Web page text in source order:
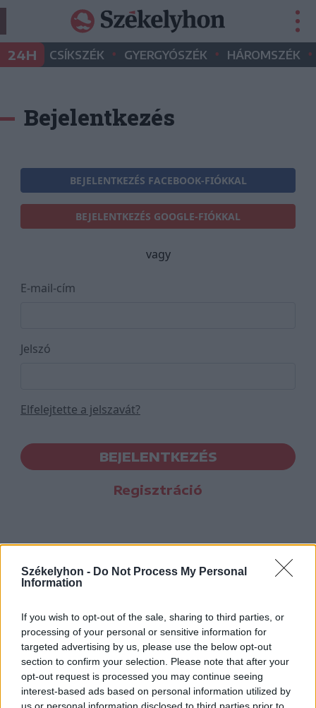
Székelyhon - Do Not Process My Personal
Information
If you wish to opt-out of the sale, sharing to third parties, or
processing of your personal or sensitive information for
targeted advertising by us, please use the below opt-out
section to confirm your selection. Please note that after your
opt-out request is processed you may continue seeing
interest-based ads based on personal information utilized by
us or personal information disclosed to third parties prior to
24H CSÍKSZÉK • GYERGYÓSZÉK • HÁROMSZÉK •
Bejelentkezés
BEJELENTKEZÉS FACEBOOK-FIÓKKAL
BEJELENTKEZÉS GOOGLE-FIÓKKAL
vagy
E-mail-cím
Jelszó
Elfelejtette a jelszavát?
BEJELENTKEZÉS
Regisztráció
Hasznos
Impresszum